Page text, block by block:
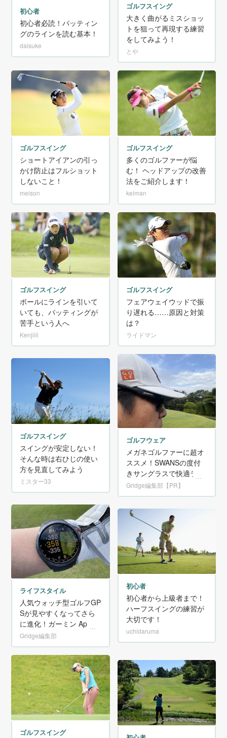
初心者
初心者必読！パッティン
グのラインを読む基本！
daisuke
ゴルフスイング
大きく曲がるミスショッ
トを狙って再現する練習
をしてみよう！
とや
ゴルフスイング
ショートアイアンの引っ
かけ防止はフルショット
しないこと！
meison
ゴルフスイング
多くのゴルファーが悩
む！ ヘッドアップの改善
法をご紹介します！
keiman
ゴルフスイング
ボールにラインを引いて
いても、パッティングが
苦手という人へ
Kenjiiii
ゴルフスイング
フェアウェイウッドで振
り遅れる……原因と対策
は？
ライドマン
ゴルフスイング
スイングが安定しない！
そんな時は右ひじの使い
方を見直してみよう
ミスター33
ゴルフウェア
メガネゴルファーに超オ
ススメ！SWANSの度付
きサングラスで快適ラウ
ンドを体感！【PR】
Gridge編集部【PR】
ライフスタイル
人気ウォッチ型ゴルフGP
Sが見やすくなってさら
に進化！ガーミン Appro
ach S70を試してみた！
Gridge編集部
初心者
初心者から上級者まで！
ハーフスイングの練習が
大切です！
uchidaruma
ゴルフスイング